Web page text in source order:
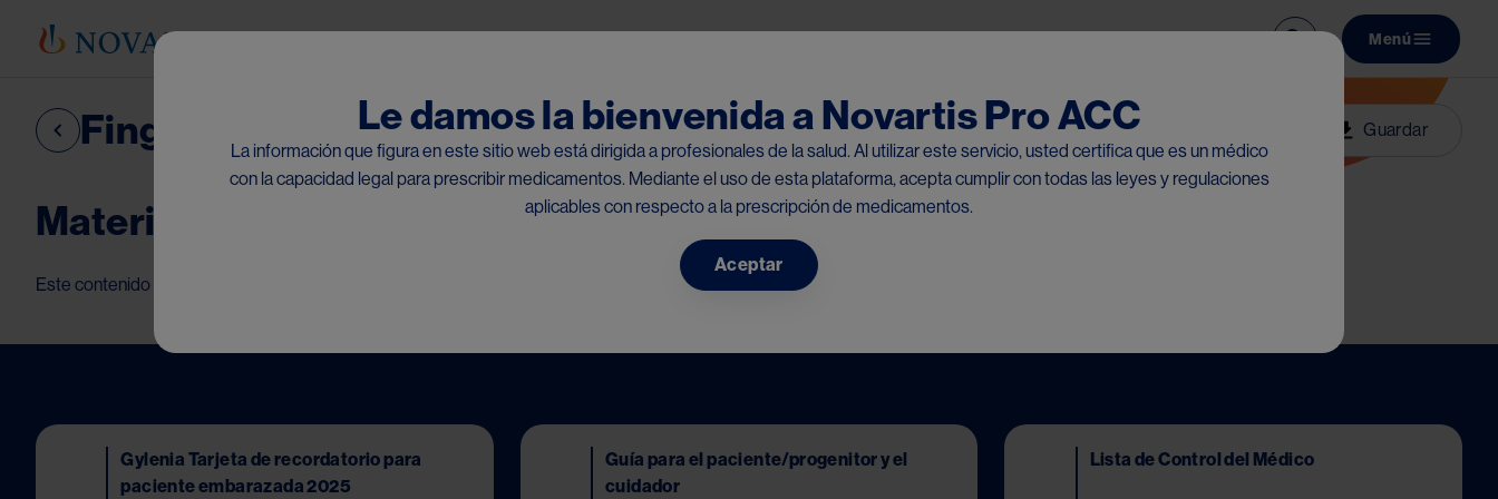
Main
Menú
Fingolimod Media Guardar
Materiales RMP para Honduras
Este contenido es exclusivo para Honduras. No aplica para el resto de países disponibles
Gylenia Tarjeta de recordatorio para
paciente embarazada 2025
Guía para el paciente/progenitor y el
cuidador
Lista de Control del Médico
Le damos la bienvenida a Novartis Pro ACC
La información que figura en este sitio web está dirigida a profesionales de la salud. Al utilizar este servicio, usted certifica que es un médico
con la capacidad legal para prescribir medicamentos. Mediante el uso de esta plataforma, acepta cumplir con todas las leyes y regulaciones
aplicables con respecto a la prescripción de medicamentos.
Aceptar